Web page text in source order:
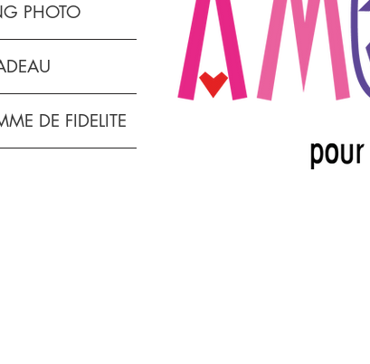
PHOTO
DE FIDELITE